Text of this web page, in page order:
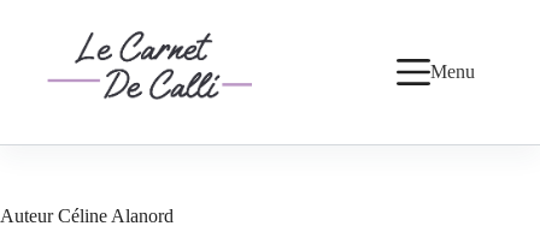
Menu
AuteurCéline Alanord